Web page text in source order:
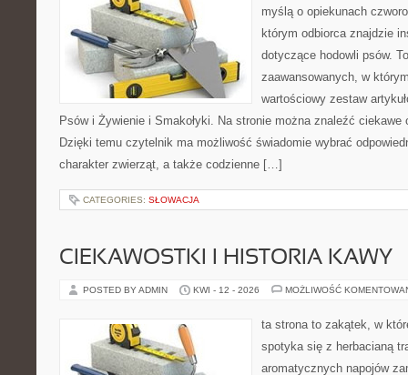
myślą o opiekunach
którym odbiorca znajdzie
dotyczące hodowli psów.
zaawansowanych, w
wartościowy zestaw
Psów i Żywienie i Smakołyki. Na stronie można znaleźć ciekawe
Dzięki temu czytelnik ma możliwość świadomie wybrać
charakter zwierząt, a także codzienne […]
CATEGORIES: SŁOWACJA
CIEKAWOSTKI I HISTORIA KAWY
POSTED BY ADMIN KWI - 12 - 2026 MOŻLIWOŚĆ
ta strona to zakątek, w
spotyka się z herbacianą
aromatycznych napojów